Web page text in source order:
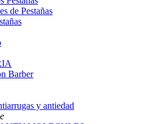
de Pestañas
Barber
y antiedad